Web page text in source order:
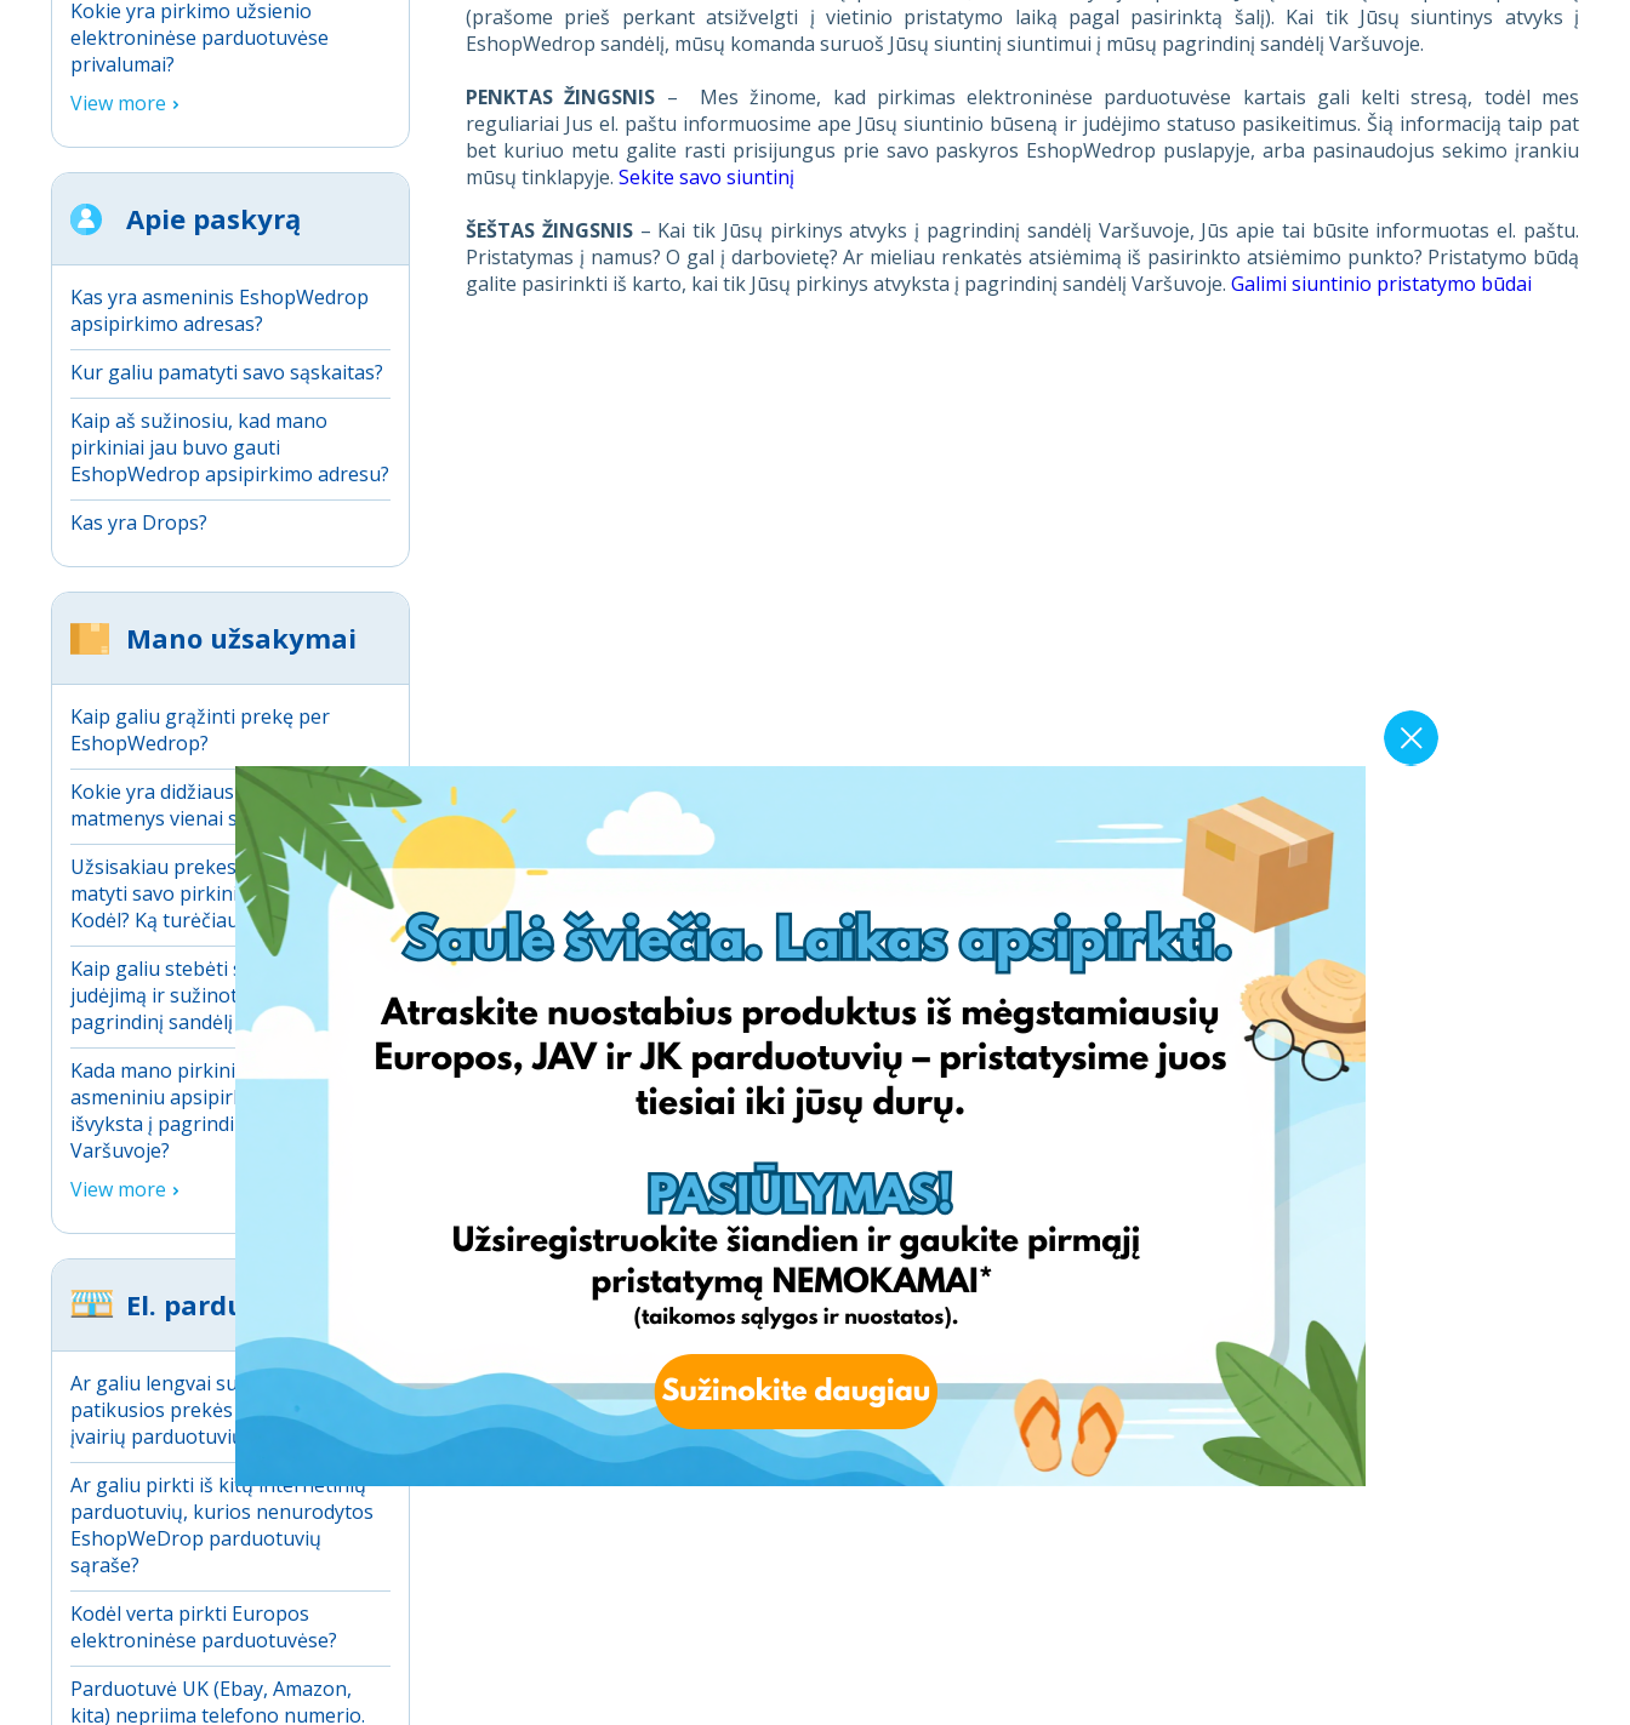
(prašome prieš perkant atsižvelgti į vietinio pristatymo laiką pagal pasirinktą šalį). Kai tik Jūsų siuntinys atvyks į
EshopWedrop sandėlį, mūsų komanda suruoš Jūsų siuntinį siuntimui į mūsų pagrindinį sandėlį Varšuvoje.
PENKTAS ŽINGSNIS – Mes žinome, kad pirkimas elektroninėse parduotuvėse kartais gali kelti stresą, todėl mes
reguliariai Jus el. paštu informuosime ape Jūsų siuntinio būseną ir judėjimo statuso pasikeitimus. Šią informaciją taip pat
bet kuriuo metu galite rasti prisijungus prie savo paskyros EshopWedrop puslapyje, arba pasinaudojus sekimo įrankiu
mūsų tinklapyje. Sekite savo siuntinį
ŠEŠTAS ŽINGSNIS– Kai tik Jūsų pirkinys atvyks į pagrindinį sandėlį Varšuvoje, Jūs apie tai būsite informuotas el. paštu.
Pristatymas į namus? O gal į darbovietę? Ar mieliau renkatės atsiėmimą iš pasirinkto atsiėmimo punkto? Pristatymo būdą
galite pasirinkti iš karto, kai tik Jūsų pirkinys atvyksta į pagrindinį sandėlį Varšuvoje. Galimi siuntinio pristatymo būdai
Kokie yra pirkimo užsienio
elektroninėse parduotuvėse
privalumai?
View more
Apie paskyrą
Kas yra asmeninis EshopWedrop
apsipirkimo adresas?
Kur galiu pamatyti savo sąskaitas?
Kaip aš sužinosiu, kad mano
pirkiniai jau buvo gauti
EshopWedrop apsipirkimo adresu?
Kas yra Drops?
Mano užsakymai
Kaip galiu grąžinti prekę per
EshopWedrop?
Kokie yra didžiausi leistini
matmenys vienai siuntai?
Užsisakiau prekes, bet negaliu jų
matyti savo pirkinių krepšelyje.
Kodėl? Ką turėčiau daryti?
Kaip galiu stebėti savo pirkinių
judėjimą ir sužinoti kada jie atvyks į
pagrindinį sandėlį Varšuvoje?
Kada mano pirkiniai gauti
asmeniniu apsipirkimo adresu
išvyksta į pagrindinį sandėlį
Varšuvoje?
View more
El. parduotuvės
Ar galiu lengvai sulyginti
patikusios prekės kainą tarp
įvairių parduotuvių?
Ar galiu pirkti iš kitų internetinių
parduotuvių, kurios nenurodytos
EshopWeDrop parduotuvių
sąraše?
Kodėl verta pirkti Europos
elektroninėse parduotuvėse?
Parduotuvė UK (Ebay, Amazon,
kita) nepriima telefono numerio.